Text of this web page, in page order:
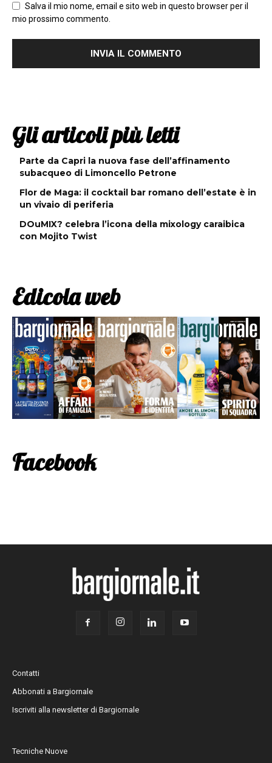
Salva il mio nome, email e sito web in questo browser per il
mio prossimo commento.
Gli articoli più letti
Parte da Capri la nuova fase dell’affinamento
subacqueo di Limoncello Petrone
Flor de Maga: il cocktail bar romano dell’estate è in
un vivaio di periferia
DOuMIX? celebra l’icona della mixology caraibica
con Mojito Twist
Edicola web
Facebook
Contatti
Abbonati a Bargiornale
Iscriviti alla newsletter di Bargiornale
Tecniche Nuove